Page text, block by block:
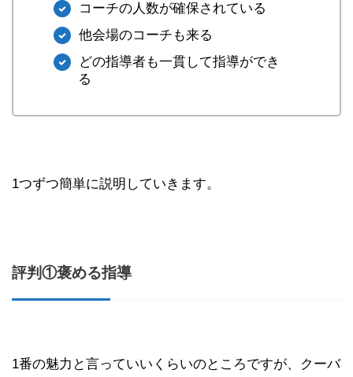
コーチの人数が確保されている
他会場のコーチも来る
どの指導者も一貫して指導ができ
る
1つずつ簡単に説明していきます。
評判①褒める指導
1番の魅力と言っていいくらいのところですが、クーバ